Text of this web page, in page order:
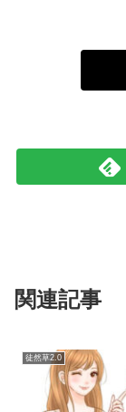
関連記事
徒然草2.0